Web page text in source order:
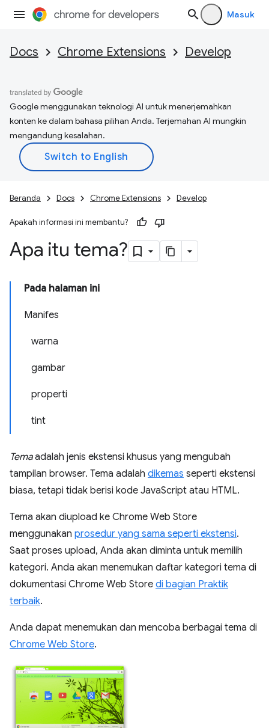
Masuk
Docs Chrome Extensions Develop
Google menggunakan teknologi AI untuk menerjemahkan
konten ke dalam bahasa pilihan Anda. Terjemahan AI mungkin
mengandung kesalahan.
Beranda Docs Chrome Extensions Develop
Apakah informasi ini membantu?
Apa itu tema?
Pada halaman ini
Manifes
warna
gambar
properti
tint
Temaadalah jenis ekstensi khusus yang mengubah
tampilan browser. Tema adalah dikemas seperti ekstensi
biasa, tetapi tidak berisi kode JavaScript atau HTML.
Tema akan diupload ke Chrome Web Store
menggunakan prosedur yang sama seperti ekstensi.
Saat proses upload, Anda akan diminta untuk memilih
kategori. Anda akan menemukan daftar kategori tema di
dokumentasi Chrome Web Store di bagian Praktik
terbaik.
Anda dapat menemukan dan mencoba berbagai tema di
Chrome Web Store.